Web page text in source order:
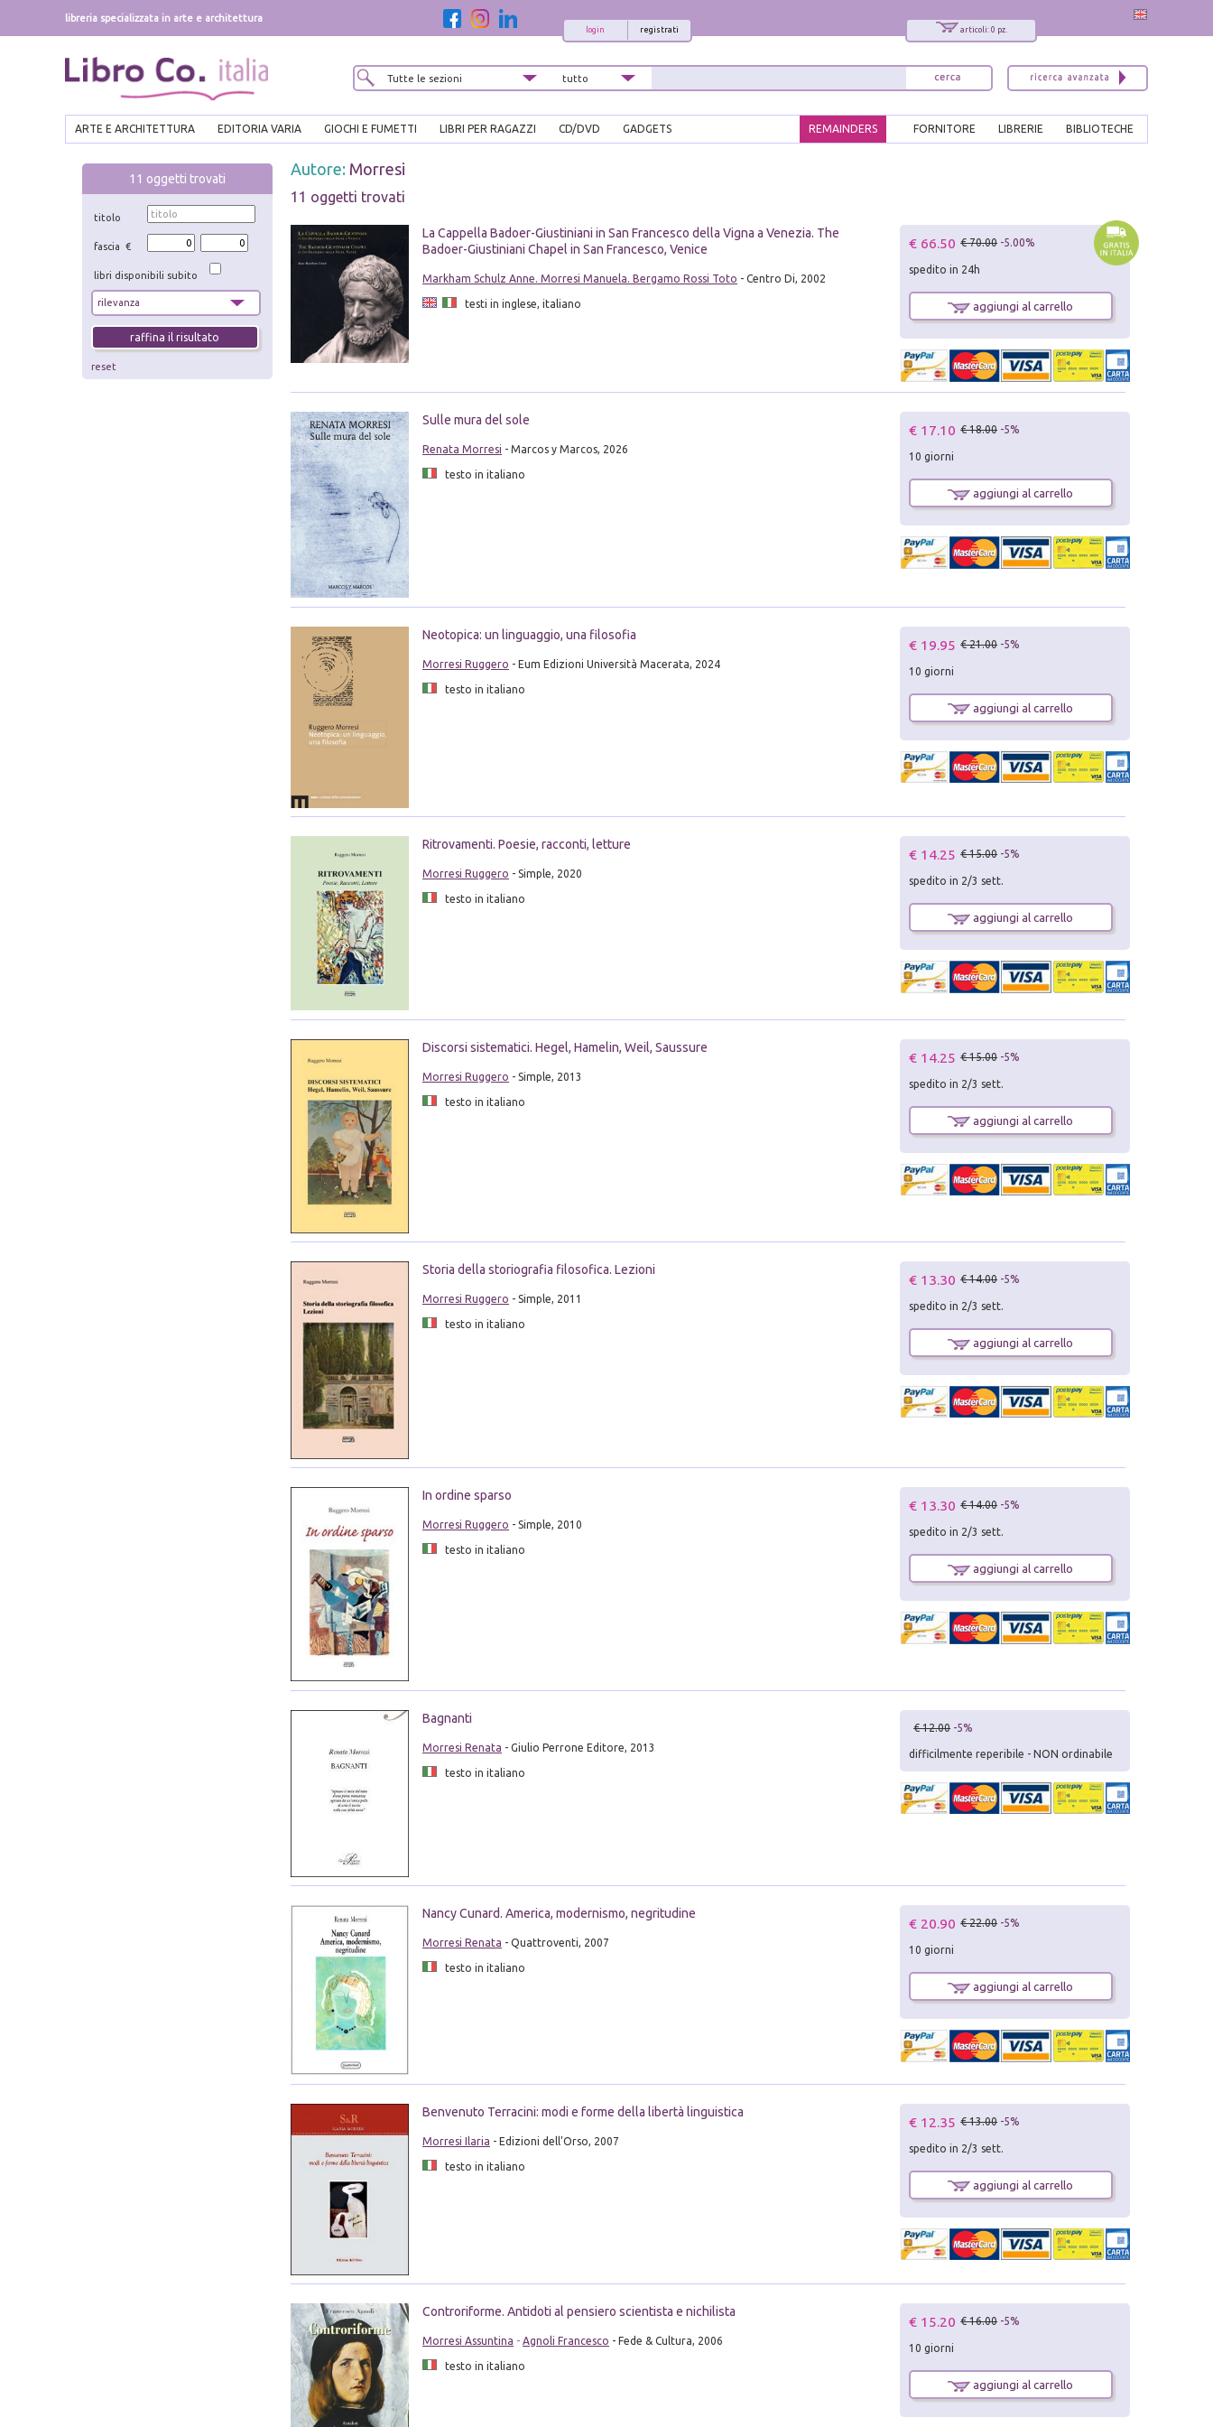
libreria specializzata in arte e architettura
articoli: 0 pz.
registrati
login
ARTE E ARCHITETTURA EDITORIA VARIA GIOCHI E FUMETTI LIBRI PER RAGAZZI CD/DVD GADGETS BIBLIOTECHE
LIBRERIE
FORNITORE
REMAINDERS
11 oggetti trovati
titolo
fascia €
libri disponibili subito
reset
Autore: Morresi
11 oggetti trovati
La Cappella Badoer-Giustiniani in San Francesco della Vigna a Venezia. The
Badoer-Giustiniani Chapel in San Francesco, Venice
Markham Schulz Anne. Morresi Manuela. Bergamo Rossi Toto - Centro Di, 2002
testi in inglese, italiano
€ 66.50 € 70.00 -5.00%
spedito in 24h
aggiungi al carrello
Sulle mura del sole
Renata Morresi - Marcos y Marcos, 2026
testo in italiano
€ 17.10 € 18.00 -5%
10 giorni
aggiungi al carrello
Neotopica: un linguaggio, una filosofia
Morresi Ruggero - Eum Edizioni Università Macerata, 2024
testo in italiano
€ 19.95 € 21.00 -5%
10 giorni
aggiungi al carrello
Ritrovamenti. Poesie, racconti, letture
Morresi Ruggero - Simple, 2020
testo in italiano
€ 14.25 € 15.00 -5%
spedito in 2/3 sett.
aggiungi al carrello
Discorsi sistematici. Hegel, Hamelin, Weil, Saussure
Morresi Ruggero - Simple, 2013
testo in italiano
€ 14.25 € 15.00 -5%
spedito in 2/3 sett.
aggiungi al carrello
Storia della storiografia filosofica. Lezioni
Morresi Ruggero - Simple, 2011
testo in italiano
€ 13.30 € 14.00 -5%
spedito in 2/3 sett.
aggiungi al carrello
In ordine sparso
Morresi Ruggero - Simple, 2010
testo in italiano
€ 13.30 € 14.00 -5%
spedito in 2/3 sett.
aggiungi al carrello
Bagnanti
Morresi Renata - Giulio Perrone Editore, 2013
testo in italiano
€ 12.00 -5%
difficilmente reperibile - NON ordinabile
Nancy Cunard. America, modernismo, negritudine
Morresi Renata - Quattroventi, 2007
testo in italiano
€ 20.90 € 22.00 -5%
10 giorni
aggiungi al carrello
Benvenuto Terracini: modi e forme della libertà linguistica
Morresi Ilaria - Edizioni dell'Orso, 2007
testo in italiano
€ 12.35 € 13.00 -5%
spedito in 2/3 sett.
aggiungi al carrello
Controriforme. Antidoti al pensiero scientista e nichilista
Morresi Assuntina - Agnoli Francesco - Fede & Cultura, 2006
testo in italiano
€ 15.20 € 16.00 -5%
10 giorni
aggiungi al carrello